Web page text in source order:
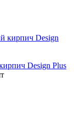
Design Plus